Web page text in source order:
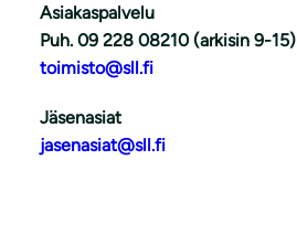
Asiakaspalvelu
Puh. 09 228 08210 (arkisin 9-15)
toimisto@sll.fi
Jäsenasiat
jasenasiat@sll.fi